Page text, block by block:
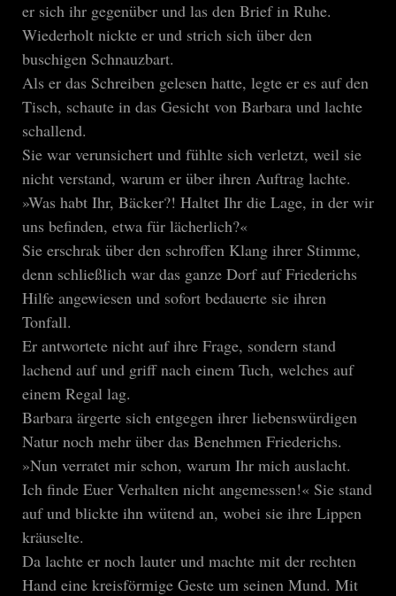
er sich ihr gegenüber und las den Brief in Ruhe.
Wiederholt nickte er und strich sich über den
buschigen Schnauzbart.
Als er das Schreiben gelesen hatte, legte er es auf den
Tisch, schaute in das Gesicht von Barbara und lachte
schallend.
Sie war verunsichert und fühlte sich verletzt, weil sie
nicht verstand, warum er über ihren Auftrag lachte.
»Was habt Ihr, Bäcker?! Haltet Ihr die Lage, in der wir
uns befinden, etwa für lächerlich?«
Sie erschrak über den schroffen Klang ihrer Stimme,
denn schließlich war das ganze Dorf auf Friederichs
Hilfe angewiesen und sofort bedauerte sie ihren
Tonfall.
Er antwortete nicht auf ihre Frage, sondern stand
lachend auf und griff nach einem Tuch, welches auf
einem Regal lag.
Barbara ärgerte sich entgegen ihrer liebenswürdigen
Natur noch mehr über das Benehmen Friederichs.
»Nun verratet mir schon, warum Ihr mich auslacht.
Ich finde Euer Verhalten nicht angemessen!« Sie stand
auf und blickte ihn wütend an, wobei sie ihre Lippen
kräuselte.
Da lachte er noch lauter und machte mit der rechten
Hand eine kreisförmige Geste um seinen Mund. Mit